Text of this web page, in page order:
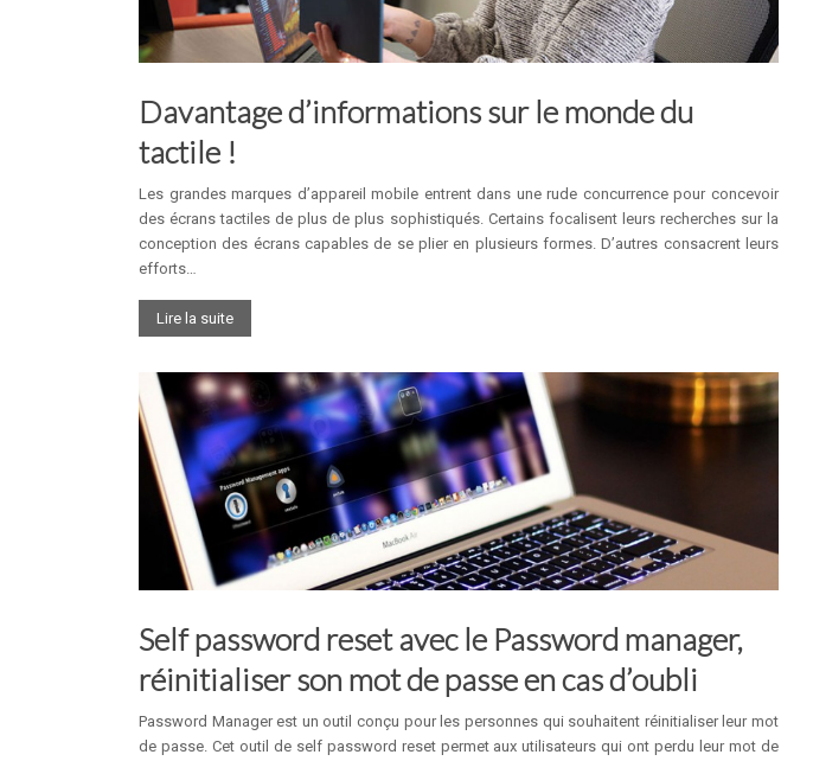
Davantage d’informations sur le monde du
tactile !
Les grandes marques d’appareil mobile entrent dans une rude concurrence pour concevoir
des écrans tactiles de plus de plus sophistiqués. Certains focalisent leurs recherches sur la
conception des écrans capables de se plier en plusieurs formes. D’autres consacrent leurs
efforts…
Lire la suite
Self password reset avec le Password manager,
réinitialiser son mot de passe en cas d’oubli
Password Manager est un outil conçu pour les personnes qui souhaitent réinitialiser leur mot
de passe. Cet outil de self password reset permet aux utilisateurs qui ont perdu leur mot de